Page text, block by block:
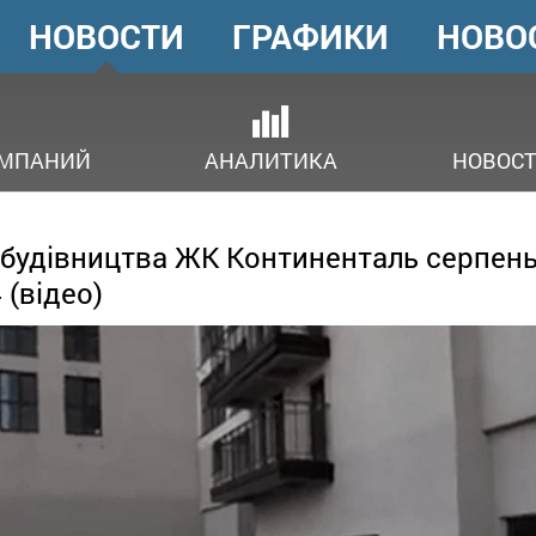
ГОЛОВНЕ
МЕНЮ
НОВОСТИ
АНАЛИТИКА
ГРАФИКИ
ЖК Континенталь